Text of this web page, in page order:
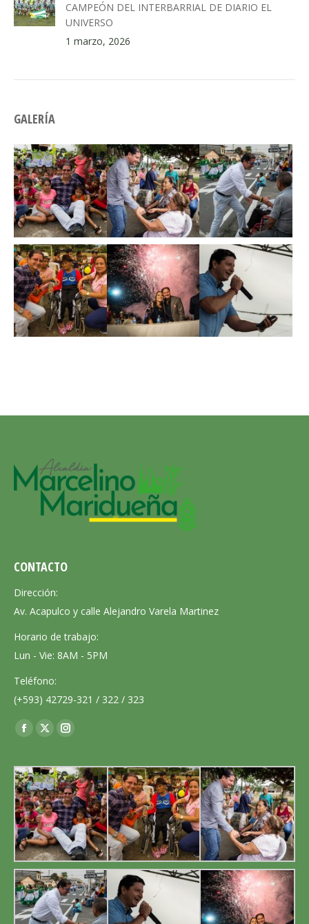
CAMPEÓN DEL INTERBARRIAL DE DIARIO EL
UNIVERSO
1 marzo, 2026
GALERÍA
CONTACTO
Dirección:
Av. Acapulco y calle Alejandro Varela Martinez
Horario de trabajo:
Lun - Vie: 8AM - 5PM
Teléfono:
(+593) 42729-321 / 322 / 323
Encuéntranos en:
Facebook
opens
in
new
window
X
opens
in
new
window
Instagram
opens
in
new
window